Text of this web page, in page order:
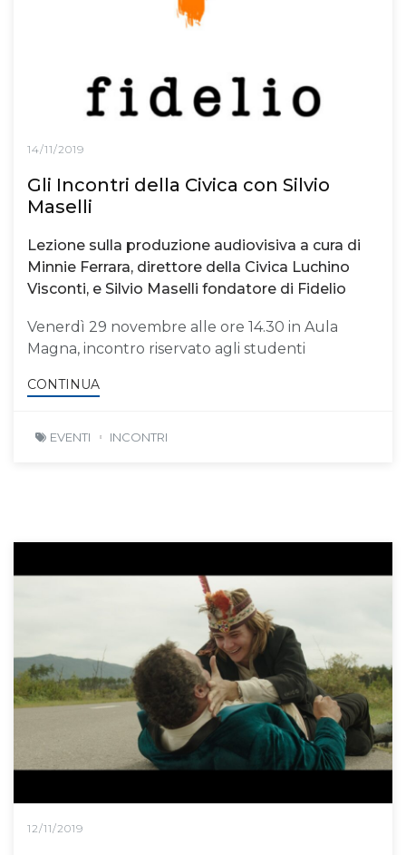
14/11/2019
Gli Incontri della Civica con Silvio
Maselli
Lezione sulla produzione audiovisiva a cura di
Minnie Ferrara, direttore della Civica Luchino
Visconti, e Silvio Maselli fondatore di Fidelio
Venerdì 29 novembre alle ore 14.30 in Aula
Magna, incontro riservato agli studenti
CONTINUA
EVENTI INCONTRI
12/11/2019